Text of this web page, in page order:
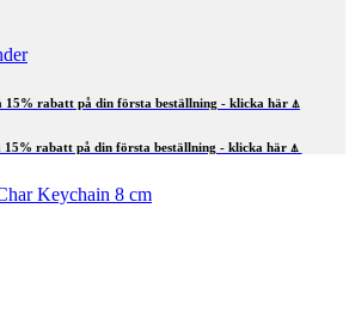
15% rabatt på din första beställning - klicka här ⍋
15% rabatt på din första beställning - klicka här ⍋